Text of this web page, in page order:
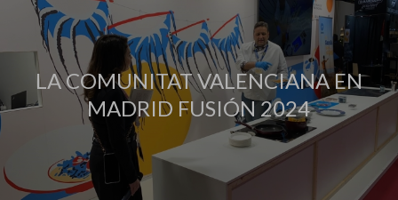
LA COMUNITAT VALENCIANA EN
MADRID FUSIÓN 2024